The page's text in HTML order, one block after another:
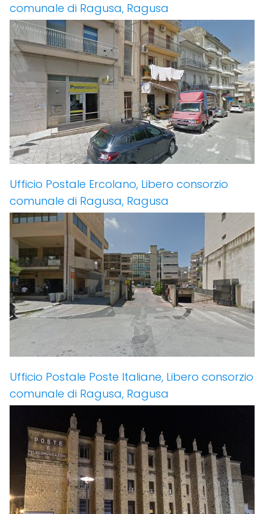
comunale di Ragusa, Ragusa
Ufficio Postale Ercolano, Libero consorzio
comunale di Ragusa, Ragusa
Ufficio Postale Poste Italiane, Libero consorzio
comunale di Ragusa, Ragusa